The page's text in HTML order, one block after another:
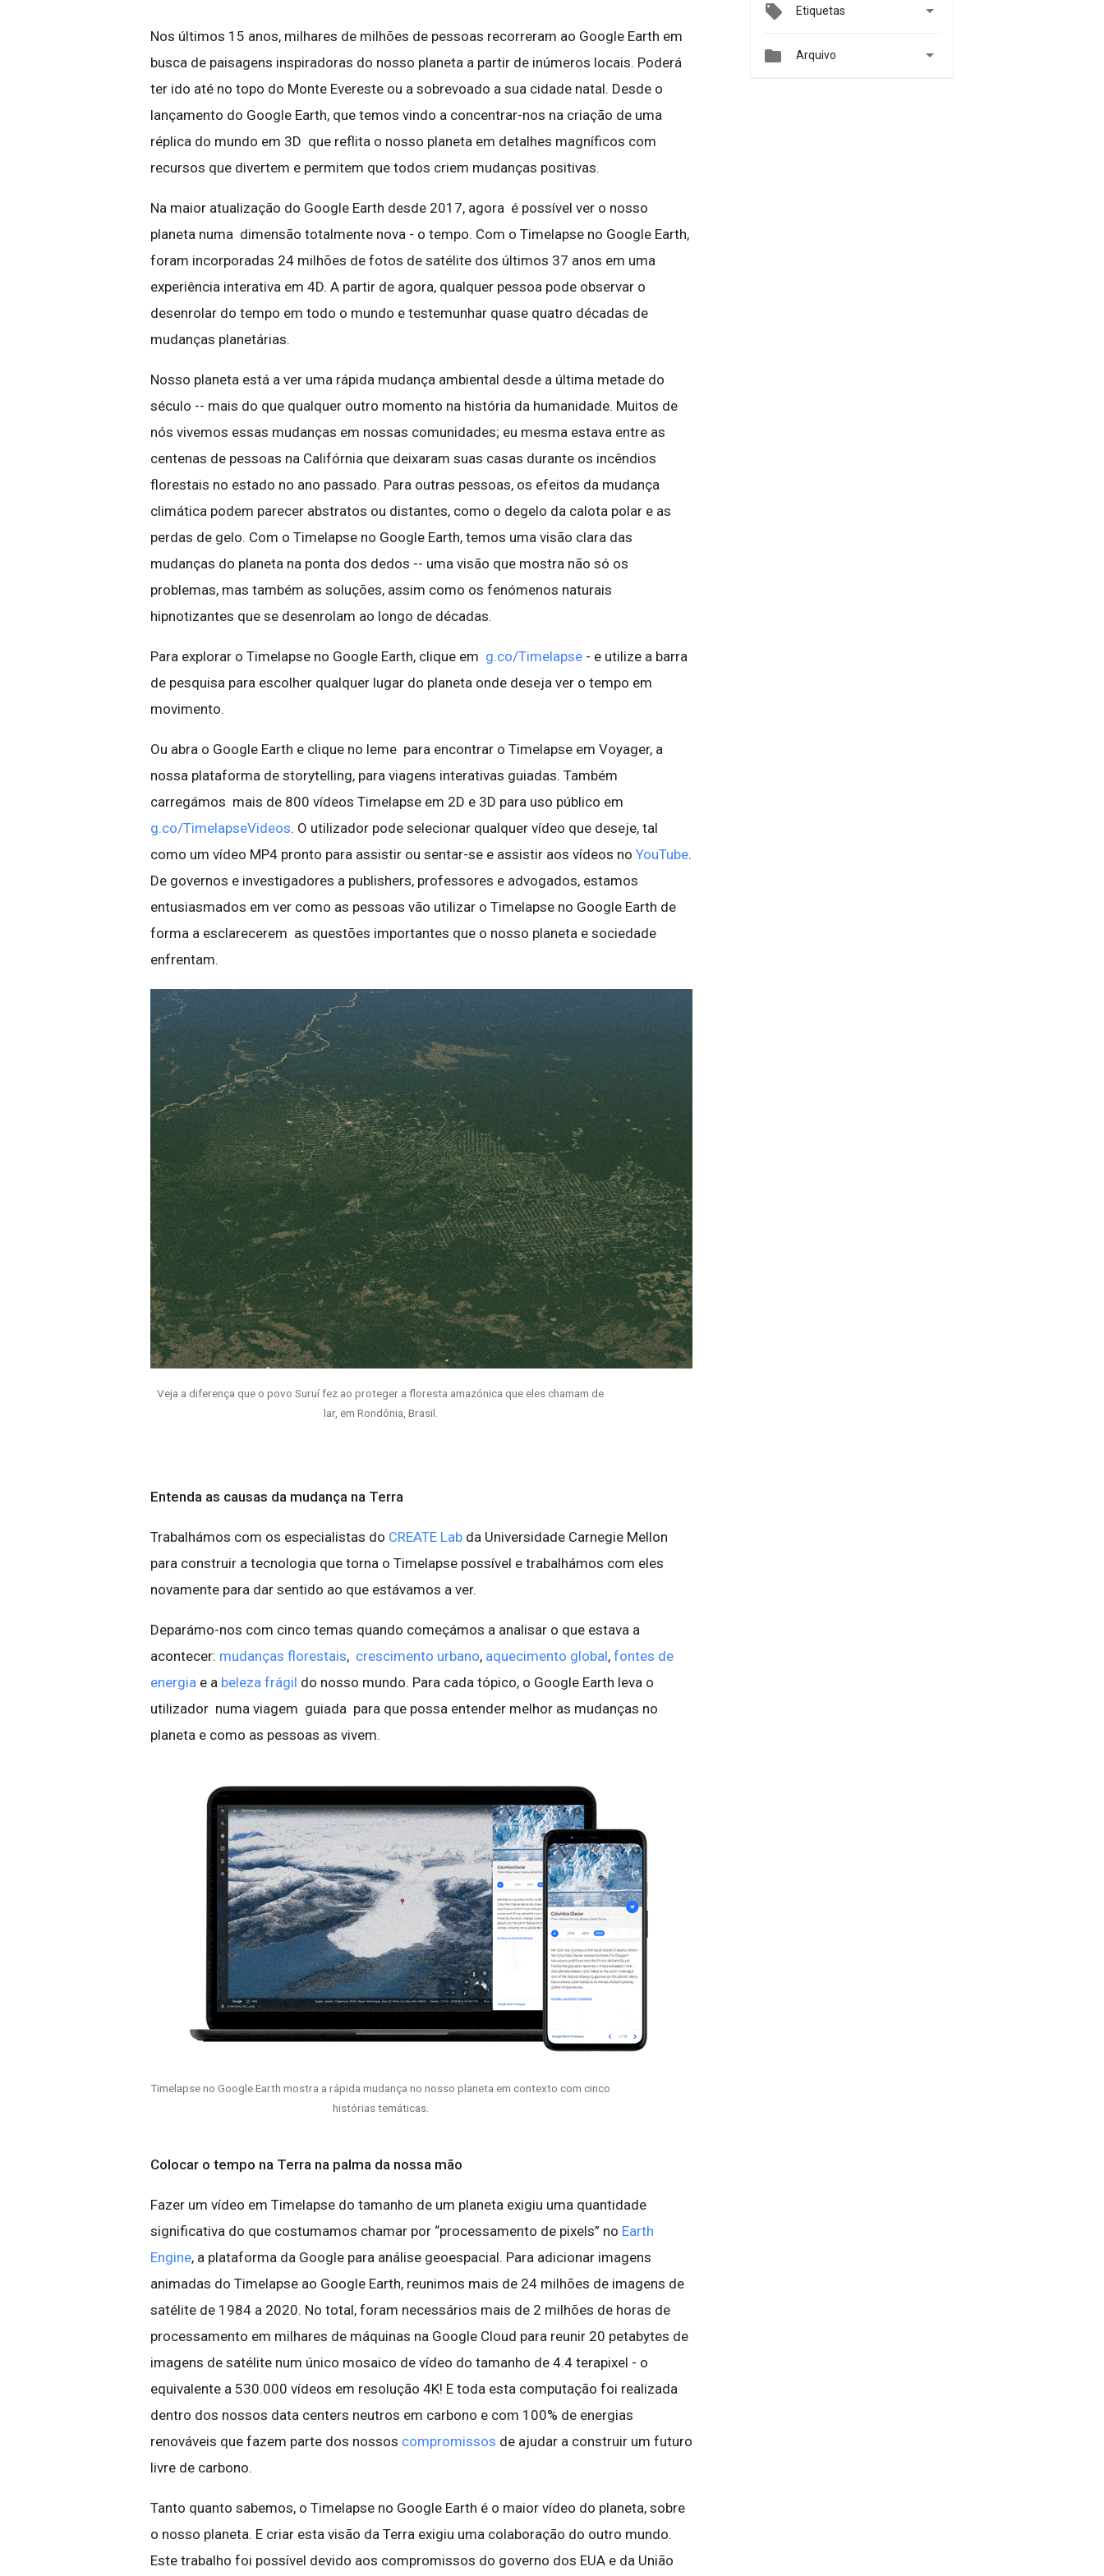
Nos últimos 15 anos, milhares de milhões de pessoas recorreram ao Google Earth em
busca de paisagens inspiradoras do nosso planeta a partir de inúmeros locais. Poderá
ter ido até no topo do Monte Evereste ou a sobrevoado a sua cidade natal. Desde o
lançamento do Google Earth, que temos vindo a concentrar-nos na criação de uma
réplica do mundo em 3D que reflita o nosso planeta em detalhes magníficos com
recursos que divertem e permitem que todos criem mudanças positivas.
Na maior atualização do Google Earth desde 2017, agora é possível ver o nosso
planeta numa dimensão totalmente nova - o tempo. Com o Timelapse no Google Earth,
foram incorporadas 24 milhões de fotos de satélite dos últimos 37 anos em uma
experiência interativa em 4D. A partir de agora, qualquer pessoa pode observar o
desenrolar do tempo em todo o mundo e testemunhar quase quatro décadas de
mudanças planetárias.
Nosso planeta está a ver uma rápida mudança ambiental desde a última metade do
século -- mais do que qualquer outro momento na história da humanidade. Muitos de
nós vivemos essas mudanças em nossas comunidades; eu mesma estava entre as
centenas de pessoas na Califórnia que deixaram suas casas durante os incêndios
florestais no estado no ano passado. Para outras pessoas, os efeitos da mudança
climática podem parecer abstratos ou distantes, como o degelo da calota polar e as
perdas de gelo. Com o Timelapse no Google Earth, temos uma visão clara das
mudanças do planeta na ponta dos dedos -- uma visão que mostra não só os
problemas, mas também as soluções, assim como os fenómenos naturais
hipnotizantes que se desenrolam ao longo de décadas.
Para explorar o Timelapse no Google Earth, clique em g.co/Timelapse - e utilize a barra
de pesquisa para escolher qualquer lugar do planeta onde deseja ver o tempo em
movimento.
Ou abra o Google Earth e clique no leme para encontrar o Timelapse em Voyager, a
nossa plataforma de storytelling, para viagens interativas guiadas. Também
carregámos mais de 800 vídeos Timelapse em 2D e 3D para uso público em
g.co/TimelapseVideos. O utilizador pode selecionar qualquer vídeo que deseje, tal
como um vídeo MP4 pronto para assistir ou sentar-se e assistir aos vídeos no YouTube.
De governos e investigadores a publishers, professores e advogados, estamos
entusiasmados em ver como as pessoas vão utilizar o Timelapse no Google Earth de
forma a esclarecerem as questões importantes que o nosso planeta e sociedade
enfrentam.
Veja a diferença que o povo Suruí fez ao proteger a floresta amazónica que eles chamam de
lar, em Rondônia, Brasil.
Entenda as causas da mudança na Terra
Trabalhámos com os especialistas do CREATE Lab da Universidade Carnegie Mellon
para construir a tecnologia que torna o Timelapse possível e trabalhámos com eles
novamente para dar sentido ao que estávamos a ver.
Deparámo-nos com cinco temas quando começámos a analisar o que estava a
acontecer: mudanças florestais, crescimento urbano, aquecimento global, fontes de
energia e a beleza frágil do nosso mundo. Para cada tópico, o Google Earth leva o
utilizador numa viagem guiada para que possa entender melhor as mudanças no
planeta e como as pessoas as vivem.
Timelapse no Google Earth mostra a rápida mudança no nosso planeta em contexto com cinco
histórias temáticas.
Colocar o tempo na Terra na palma da nossa mão
Fazer um vídeo em Timelapse do tamanho de um planeta exigiu uma quantidade
significativa do que costumamos chamar por “processamento de pixels” no Earth
Engine, a plataforma da Google para análise geoespacial. Para adicionar imagens
animadas do Timelapse ao Google Earth, reunimos mais de 24 milhões de imagens de
satélite de 1984 a 2020. No total, foram necessários mais de 2 milhões de horas de
processamento em milhares de máquinas na Google Cloud para reunir 20 petabytes de
imagens de satélite num único mosaico de vídeo do tamanho de 4.4 terapixel - o
equivalente a 530.000 vídeos em resolução 4K! E toda esta computação foi realizada
dentro dos nossos data centers neutros em carbono e com 100% de energias
renováveis que fazem parte dos nossos compromissos de ajudar a construir um futuro
livre de carbono.
Tanto quanto sabemos, o Timelapse no Google Earth é o maior vídeo do planeta, sobre
o nosso planeta. E criar esta visão da Terra exigiu uma colaboração do outro mundo.
Este trabalho foi possível devido aos compromissos do governo dos EUA e da União
Etiquetas 
 Arquivo 